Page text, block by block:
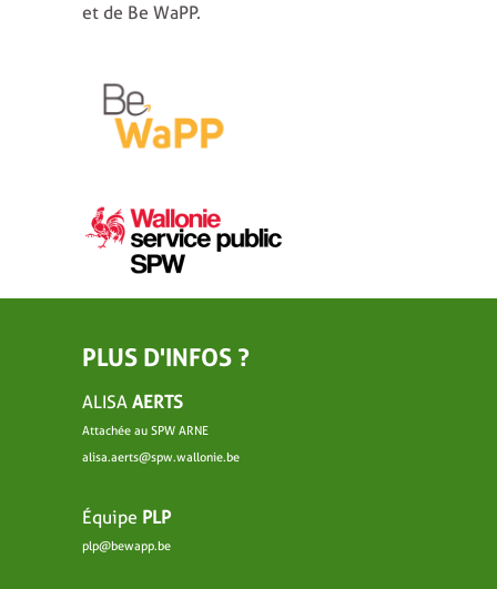
et de Be WaPP.
PLUS D'INFOS ?
ALISA AERTS
Attachée au SPW ARNE
alisa.aerts@spw.wallonie.be
Équipe PLP
plp@bewapp.be